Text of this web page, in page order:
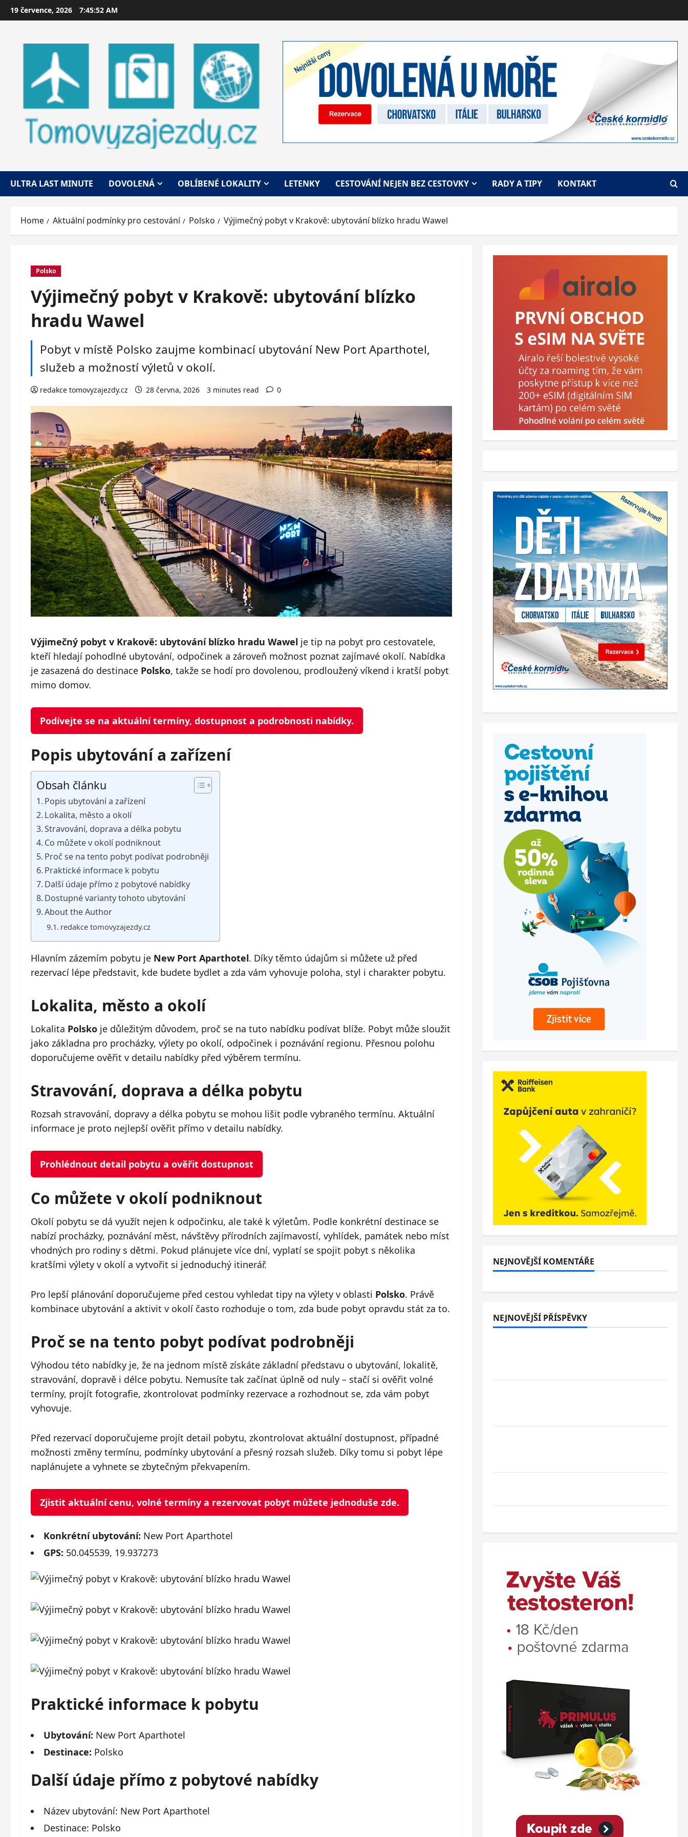
Skip
to
19 července, 2026 7:45:53 AM
ULTRA LAST MINUTE DOVOLENÁ OBLÍBENÉ LOKALITY LETENKY CESTOVÁNÍ NEJEN BEZ CESTOVKY RADY A TIPY KONTAKT
Home Aktuální podmínky pro cestování Polsko Výjimečný pobyt v Krakově: ubytování blízko hradu Wawel
Polsko
Výjimečný pobyt v Krakově: ubytování blízko
hradu Wawel
Pobyt v místě Polsko zaujme kombinací ubytování New Port Aparthotel,
služeb a možností výletů v okolí.
redakce tomovyzajezdy.cz 28 června, 2026 3 minutes read 0
Výjimečný pobyt v Krakově: ubytování blízko hradu Wawel je tip na pobyt pro cestovatele,
kteří hledají pohodlné ubytování, odpočinek a zároveň možnost poznat zajímavé okolí. Nabídka
je zasazená do destinace Polsko, takže se hodí pro dovolenou, prodloužený víkend i kratší pobyt
mimo domov.
Podívejte se na aktuální termíny, dostupnost a podrobnosti nabídky.
Popis ubytování a zařízení
Obsah článku
Popis ubytování a zařízení
Lokalita, město a okolí
Stravování, doprava a délka pobytu
Co můžete v okolí podniknout
Proč se na tento pobyt podívat podrobněji
Praktické informace k pobytu
Další údaje přímo z pobytové nabídky
Dostupné varianty tohoto ubytování
About the Author
redakce tomovyzajezdy.cz
Hlavním zázemím pobytu je New Port Aparthotel. Díky těmto údajům si můžete už před
rezervací lépe představit, kde budete bydlet a zda vám vyhovuje poloha, styl i charakter pobytu.
Lokalita, město a okolí
Lokalita Polsko je důležitým důvodem, proč se na tuto nabídku podívat blíže. Pobyt může sloužit
jako základna pro procházky, výlety po okolí, odpočinek i poznávání regionu. Přesnou polohu
doporučujeme ověřit v detailu nabídky před výběrem termínu.
Stravování, doprava a délka pobytu
Rozsah stravování, dopravy a délka pobytu se mohou lišit podle vybraného termínu. Aktuální
informace je proto nejlepší ověřit přímo v detailu nabídky.
Prohlédnout detail pobytu a ověřit dostupnost
Co můžete v okolí podniknout
Okolí pobytu se dá využít nejen k odpočinku, ale také k výletům. Podle konkrétní destinace se
nabízí procházky, poznávání měst, návštěvy přírodních zajímavostí, vyhlídek, památek nebo míst
vhodných pro rodiny s dětmi. Pokud plánujete více dní, vyplatí se spojit pobyt s několika
kratšími výlety v okolí a vytvořit si jednoduchý itinerář.
Pro lepší plánování doporučujeme před cestou vyhledat tipy na výlety v oblasti Polsko. Právě
kombinace ubytování a aktivit v okolí často rozhoduje o tom, zda bude pobyt opravdu stát za to.
Proč se na tento pobyt podívat podrobněji
Výhodou této nabídky je, že na jednom místě získáte základní představu o ubytování, lokalitě,
stravování, dopravě i délce pobytu. Nemusíte tak začínat úplně od nuly – stačí si ověřit volné
termíny, projít fotografie, zkontrolovat podmínky rezervace a rozhodnout se, zda vám pobyt
vyhovuje.
Před rezervací doporučujeme projít detail pobytu, zkontrolovat aktuální dostupnost, případné
možnosti změny termínu, podmínky ubytování a přesný rozsah služeb. Díky tomu si pobyt lépe
naplánujete a vyhnete se zbytečným překvapením.
Zjistit aktuální cenu, volné termíny a rezervovat pobyt můžete jednoduše zde.
Konkrétní ubytování: New Port Aparthotel
GPS: 50.045539, 19.937273
Praktické informace k pobytu
Ubytování: New Port Aparthotel
Destinace: Polsko
Další údaje přímo z pobytové nabídky
Název ubytování: New Port Aparthotel
Destinace: Polsko
NEJNOVĚJŠÍ KOMENTÁŘE
NEJNOVĚJŠÍ PŘÍSPĚVKY